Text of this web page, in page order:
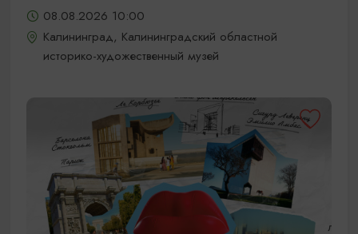
08.08.2026 10:00
Калининград, Калининградский областной
историко-художественный музей